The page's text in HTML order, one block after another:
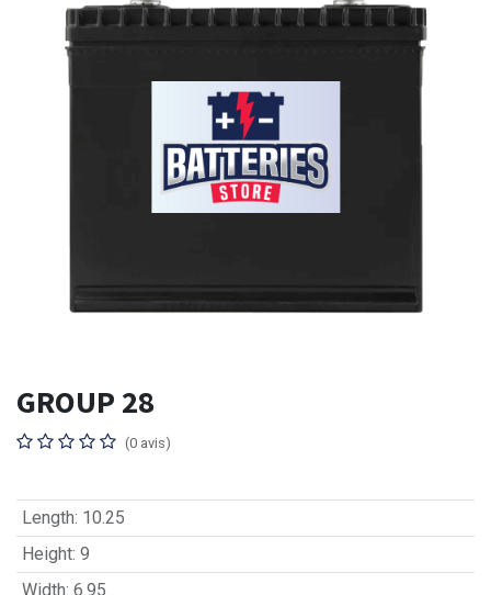
GROUP 28
(0 avis)
Length: 10.25
Height: 9
Width: 6.95